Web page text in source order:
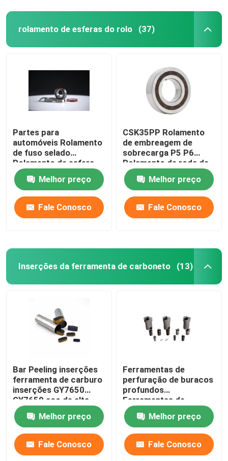
rolamento de esferas do rolo (37)
Partes para
automóveis Rolamento
de fuso selado
Rolamento de esfera
de contacto angular
selado 70, 72, 718, 719
para máquinas-
ferramenta Sp
Melhor preço
Fale Conosco
CSK35PP Rolamento
de embreagem de
sobrecarga P5 P6
Rolamento de roda de
via única Sprag
Melhor preço
Fale Conosco
Inserções da ferramenta de carboneto (13)
Bar Peeling inserções
ferramenta de carburo
inserções GY7650
GY7659 aço de alta
dureza
Melhor preço
Fale Conosco
Ferramentas de
perfuração de buracos
profundos
Ferramentas de
carburo inserem
perfuraçãoMelhor preço
Fale Conosco